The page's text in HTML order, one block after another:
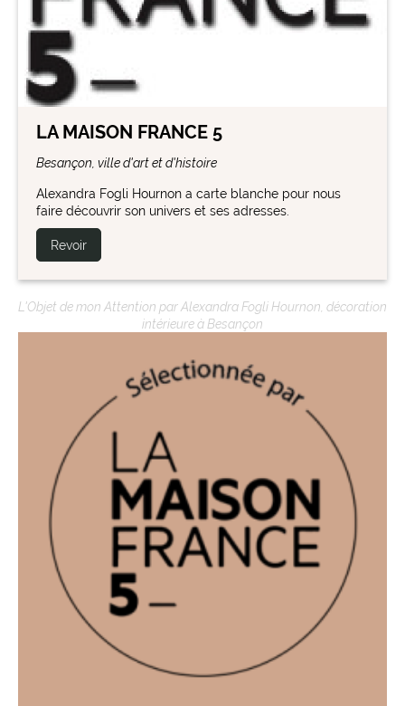
LA MAISON FRANCE 5
Besançon, ville d'art et d'histoire
Alexandra Fogli Hournon a carte blanche pour nous
faire découvrir son univers et ses adresses.
Revoir
L'Objet de mon Attention par Alexandra Fogli Hournon, décoration
intérieure à Besançon